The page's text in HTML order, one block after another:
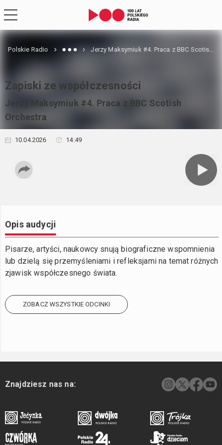
Polskie Radio Jerzy Maksymiuk #4. Praca z BBC Scotish Orchestra
Zapiski ze współczesności
Jerzy Maksymiuk #4. Praca z BBC Scotish
Orchestra
10.04.2026 14:49
Opis audycji
Pisarze, artyści, naukowcy snują biograficzne wspomnienia
lub dzielą się przemyśleniami i refleksjami na temat różnych
zjawisk współczesnego świata.
ZOBACZ WSZYSTKIE ODCINKI
Znajdziesz nas na: